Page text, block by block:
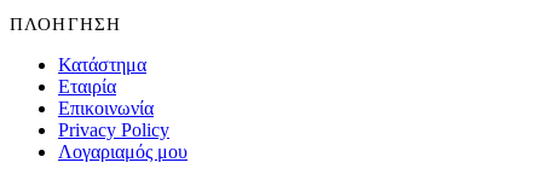
ΠΛΟΗΓΗΣΗ
Κατάστημα
Εταιρία
Επικοινωνία
Privacy Policy
Λογαριαμός μου